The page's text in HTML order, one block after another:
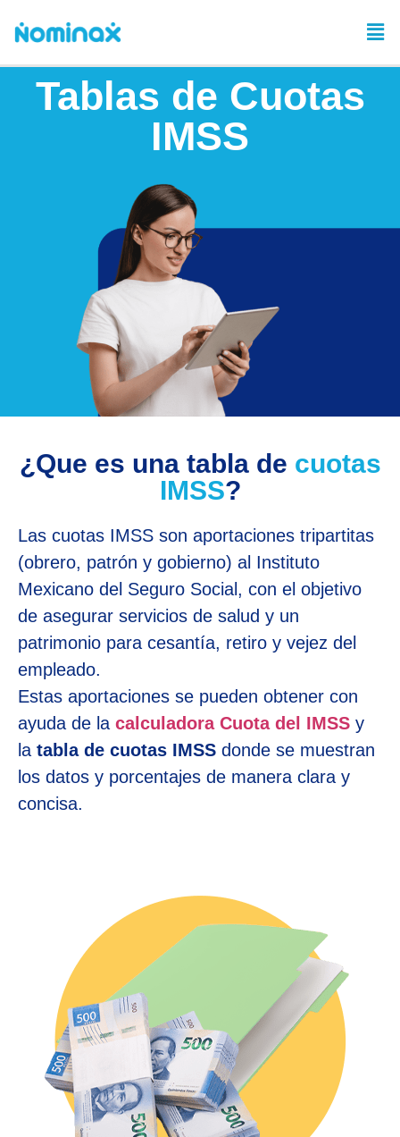
Tablas de Cuotas
IMSS
¿Que es una tabla de cuotas
IMSS?
Las cuotas IMSS son aportaciones tripartitas
(obrero, patrón y gobierno) al Instituto
Mexicano del Seguro Social, con el objetivo
de asegurar servicios de salud y un
patrimonio para cesantía, retiro y vejez del
empleado.
Estas aportaciones se pueden obtener con
ayuda de la calculadora Cuota del IMSS y
la tabla de cuotas IMSS donde se muestran
los datos y porcentajes de manera clara y
concisa.